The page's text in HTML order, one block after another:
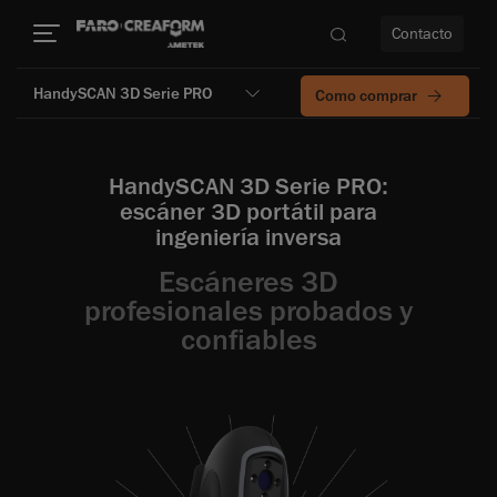
Contacto
HandySCAN 3D Serie PRO Como comprar
HandySCAN 3D Serie PRO:
escáner 3D portátil para
ingeniería inversa
Escáneres 3D
profesionales probados y
confiables